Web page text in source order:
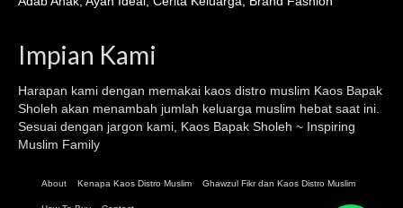
Impian Kami
Harapan kami dengan memakai kaos distro muslim Kaos Bapak
Sholeh akan menambah jumlah keluarga muslim hebat saat ini.
Sesuai dengan jargon kami, Kaos Bapak Sholeh ~ Inspiring
Muslim Family
About Kenapa Kaos Distro Muslim Ghawzul Fikr dan Kaos Distro Muslim